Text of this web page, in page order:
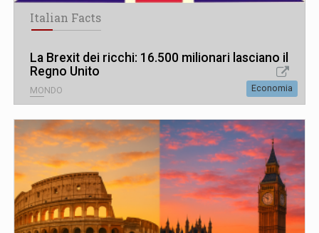
Italian Facts
La Brexit dei ricchi: 16.500 milionari lasciano il
Regno Unito
MONDO Economia